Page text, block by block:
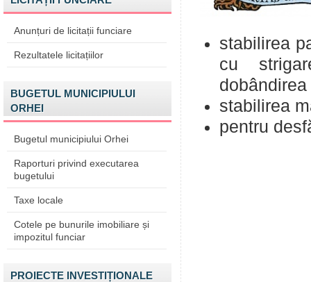
Anunțuri de licitații funciare
Rezultatele licitațiilor
BUGETUL MUNICIPIULUI
ORHEI
Bugetul municipiului Orhei
Raporturi privind executarea
bugetului
Taxe locale
Cotele pe bunurile imobiliare și
impozitul funciar
PROIECTE INVESTIȚIONALE
stabilirea
cu
stabilirea
pentru